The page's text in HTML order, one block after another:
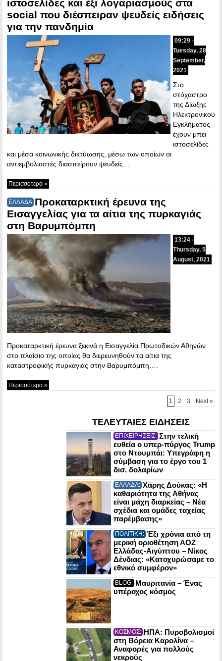
ιστοσελίδες και έξι λογαριασμούς στα
social που διέσπειραν ψευδείς ειδήσεις
για την πανδημία
09:29 -
Tuesday, 28
September,
2021
Στο
στόχαστρο
της Δίωξης
Ηλεκτρονικού
Εγκλήματος
έχουν μπει
ιστοσελίδες
και μέσα κοινωνικής δικτύωσης, μέσω των οποίων οι
αντιεμβολιαστές διασπείρουν ψευδείς…
Περισσότερα »
ΕΛΛΑΔΑ Προκαταρκτική έρευνα της
Εισαγγελίας για τα αίτια της πυρκαγιάς
στη Βαρυμπόμπη
13:24 -
Thursday, 5
August, 2021
Προκαταρκτική έρευνα ξεκινά η Εισαγγελία Πρωτοδικών Αθηνών
στο πλαίσιο της οποίας θα διερευνηθούν τα αίτια της
καταστροφικής πυρκαγιάς στην Βαρυμπόμπη….
Περισσότερα »
1 2 3 Next »
ΤΕΛΕΥΤΑΙΕΣ ΕΙΔΗΣΕΙΣ
ΕΠΙΧΕΙΡΗΣΕΙΣ: Στην τελική
ευθεία ο υπερ-πύργος Trump
στο Ντουμπάι: Υπεγράφη η
σύμβαση για το έργο του 1
δισ. δολαρίων
ΕΛΛΑΔΑ: Χάρης Δούκας: «Η
καθαριότητα της Αθήνας
είναι μάχη διαρκείας – Νέα
σχέδια και ομάδες ταχείας
παρέμβασης»
ΠΟΛΙΤΙΚΗ: Έξι χρόνια από τη
μερική οριοθέτηση ΑΟΖ
Ελλάδας-Αιγύπτου – Νίκος
Δένδιας: «Κατοχυρώσαμε το
εθνικό συμφέρον»
BLOG: Μαυριτανία – Ένας
υπέροχος κόσμος
ΚΟΣΜΟΣ: ΗΠΑ: Πυροβολισμοί
στη Βόρεια Καρολίνα –
Αναφορές για πολλούς
νεκρούς